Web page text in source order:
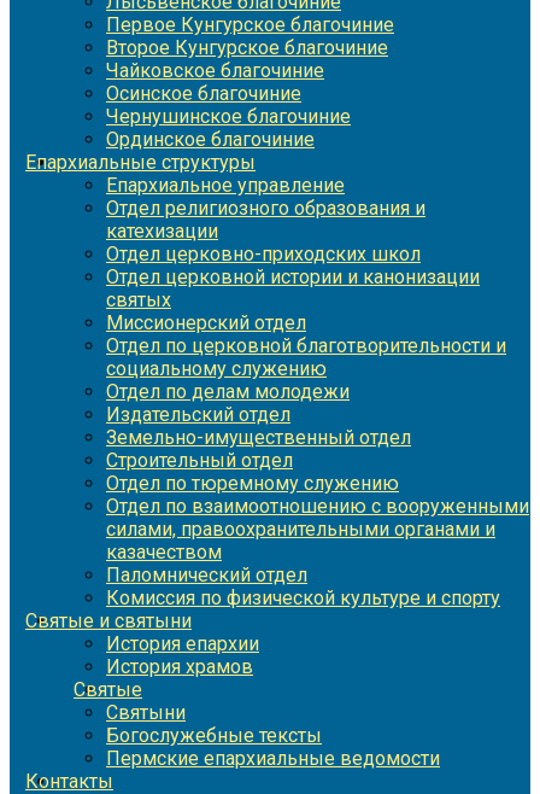
Первое Кунгурское благочиние
Второе Кунгурское благочиние
Чайковское благочиние
Осинское благочиние
Чернушинское благочиние
Ординское благочиние
Епархиальные структуры
Епархиальное управление
Отдел религиозного образования и
катехизации
Отдел церковно-приходских школ
Отдел церковной истории и канонизации
святых
Миссионерский отдел
Отдел по церковной благотворительности и
социальному служению
Отдел по делам молодежи
Издательский отдел
Земельно-имущественный отдел
Строительный отдел
Отдел по тюремному служению
Отдел по взаимоотношению с вооруженными
силами, правоохранительными органами и
казачеством
Паломнический отдел
Комиссия по физической культуре и спорту
Святые и святыни
История епархии
История храмов
Святые
Святыни
Богослужебные тексты
Пермские епархиальные ведомости
Контакты